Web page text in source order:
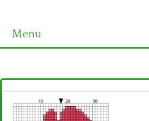
Menu
Ultimi schemi
Alfabeto